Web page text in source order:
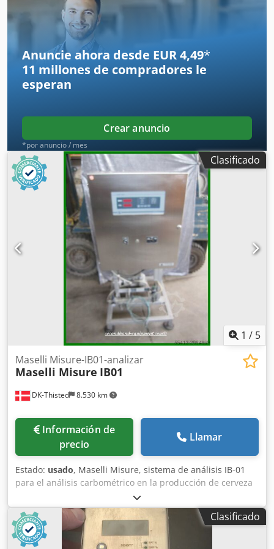
Codpezgcykjfx Ag Esha
Anuncie ahora desde EUR 4,49*
11 millones de compradores le
esperan
Crear anuncio
*por anuncio / mes
Clasificado
1 / 5
DK-Thisted 8.530 km
Maselli Misure-IB01-analizar
Maselli Misure IB01
Información de
precio
Llamar
Estado: usado, Maselli Misure, sistema de análisis IB-01
para el análisis carbométrico en la producción de cerveza
y zumos, en buen estado. Cjdpfx Aoc Npzzjg Eeha
Clasificado